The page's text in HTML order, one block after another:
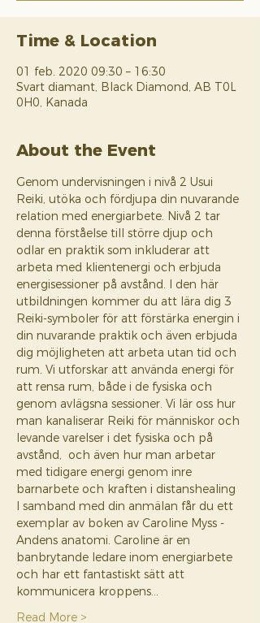
Time & Location
01 feb. 2020 09:30 – 16:30
Svart diamant, Black Diamond, AB T0L
0H0, Kanada
About the Event
Genom undervisningen i nivå 2 Usui
Reiki, utöka och fördjupa din nuvarande
relation med energiarbete. Nivå 2 tar
denna förståelse till större djup och
odlar en praktik som inkluderar att
arbeta med klientenergi och erbjuda
energisessioner på avstånd. I den här
utbildningen kommer du att lära dig 3
Reiki-symboler för att förstärka energin i
din nuvarande praktik och även erbjuda
dig möjligheten att arbeta utan tid och
rum. Vi utforskar att använda energi för
att rensa rum, både i de fysiska och
genom avlägsna sessioner. Vi lär oss hur
man kanaliserar Reiki för människor och
levande varelser i det fysiska och på
avstånd,  och även hur man arbetar
med tidigare energi genom inre
barnarbete och kraften i distanshealing
I samband med din anmälan får du ett
exemplar av boken av Caroline Myss -
Andens anatomi. Caroline är en
banbrytande ledare inom energiarbete
och har ett fantastiskt sätt att
kommunicera kroppens…
Read More >